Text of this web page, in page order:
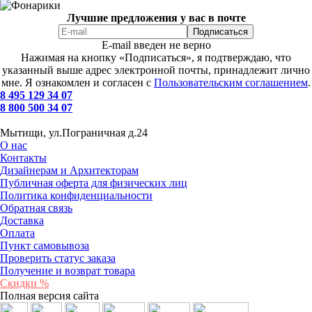
Лучшие предложения у вас в почте
E-mail введен не верно
Нажимая на кнопку «Подписаться», я подтверждаю, что
указанный выше адрес электронной почты, принадлежит лично
мне. Я ознакомлен и согласен с Пользовательским соглашением.
8 495 129 34 07
8 800 500 34 07
Мытищи, ул.Пограничная д.24
О нас
Контакты
Дизайнерам и Архитекторам
Публичная оферта для физических лиц
Политика конфиденциальности
Обратная связь
Доставка
Оплата
Пункт самовывоза
Проверить статус заказа
Получение и возврат товара
Скидки %
Полная версия сайта